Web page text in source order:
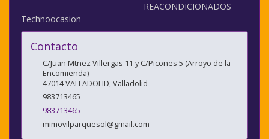
REACONDICIONADOS
Technoocasion
Contacto
C/Juan Mtnez Villergas 11 y C/Picones 5 (Arroyo de la
Encomienda)
47014VALLADOLID,Valladolid
983713465
983713465
mimovilparquesol@gmail.com